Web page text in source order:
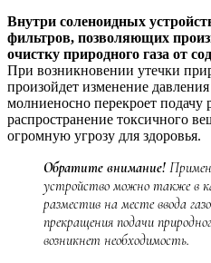
Внутри соленоидных
фильтров, позволяющих
очистку природного газа от
При возникновении утечки
произойдет изменение
молниеносно перекроет подачу
распространение токсичного
огромную угрозу для здоровья.
Обратите внимание!
устройство можно также в
разместив на месте ввода
прекращения подачи
возникнет необходимость.